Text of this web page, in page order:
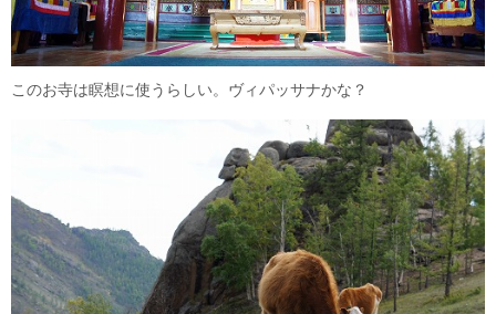
このお寺は瞑想に使うらしい。ヴィパッサナかな？